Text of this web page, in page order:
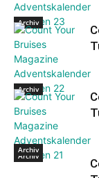
Archiv
Archiv
Archiv
Archiv